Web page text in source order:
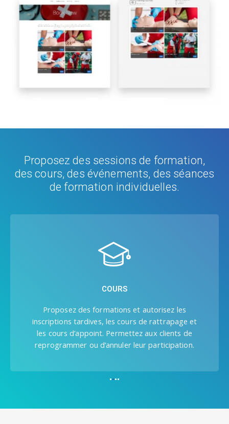
Proposez des sessions de formation,
des cours, des événements, des séances
de formation individuelles.
ATELIERS ET ÉVÉNEMENTS
Diversifiez vos revenus en proposant des
ateliers de formation, des événements et des
séminaires d’une ou de plusieurs journées.